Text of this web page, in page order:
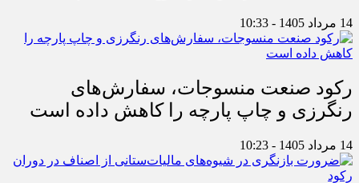
14 مرداد 1405 - 10:33
رکود صنعت منسوجات، سفارش‌های
رنگرزی و چاپ پارچه را کاهش داده است
14 مرداد 1405 - 10:23